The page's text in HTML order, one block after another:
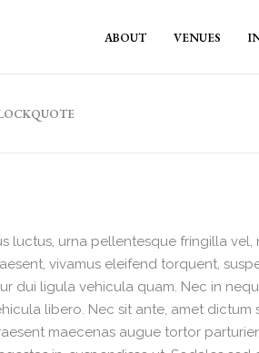
ABOUT VENUES
luctus, urna pellentesque fringilla vel,
vivamus eleifend torquent,
dui ligula vehicula quam. Nec in
libero. Nec sit ante, amet dictum
maecenas augue tortor